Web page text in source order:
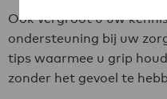
Ook vergroot u uw
ondersteuning bij uw
tips waarmee u grip
zonder het gevoel te